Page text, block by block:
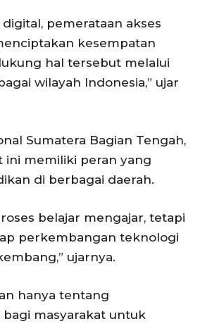
pemerataan akses
kesempatan
hal tersebut melalui
wilayah Indonesia,” ujar
Sumatera Bagian Tengah,
ini memiliki peran yang
di berbagai daerah.
belajar mengajar, tetapi
perkembangan teknologi
ujarnya.
hanya tentang
masyarakat untuk